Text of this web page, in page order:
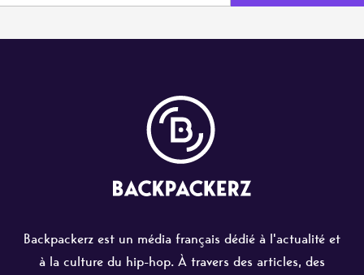
Backpackerz est un média français dédié à l'actualité et
à la culture du hip-hop. À travers des articles, des